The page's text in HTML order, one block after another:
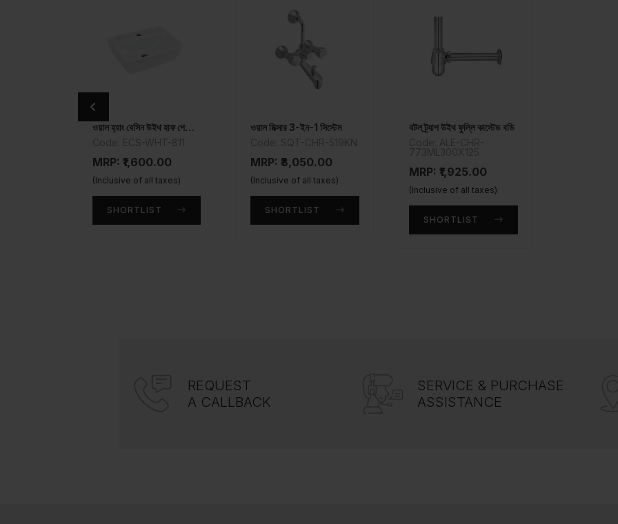
ওয়াল হ্যাং বেসিন উইথ হাফ পেডেস্টাল
MRP: ₹1,600.00
(Inclusive of all taxes)
SHORTLIST
ওয়াল মিক্সার 3-ইন-1 সিস্টেম
MRP: ₹8,050.00
(Inclusive of all taxes)
SHORTLIST
বটল ট্র্যাপ উইথ ফুল্লি কাস্টেড বডি
MRP: ₹1,925.00
(Inclusive of all taxes)
SHORTLIST
REQUEST
A CALLBACK
SERVICE & PURCHASE
ASSISTANCE